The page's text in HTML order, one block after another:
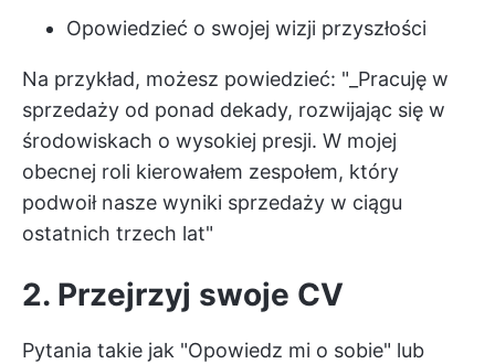
Opowiedzieć o swojej wizji przyszłości
Na przykład, możesz powiedzieć: "_Pracuję w
sprzedaży od ponad dekady, rozwijając się w
środowiskach o wysokiej presji. W mojej
obecnej roli kierowałem zespołem, który
podwoił nasze wyniki sprzedaży w ciągu
ostatnich trzech lat"
2. Przejrzyj swoje CV
Pytania takie jak "Opowiedz mi o sobie" lub